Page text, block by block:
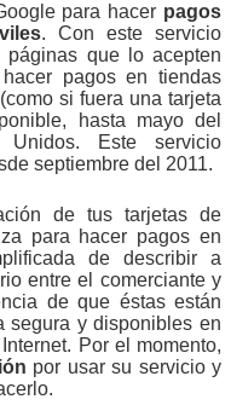
para hacer pagos
. Con este servicio
que lo acepten
pagos en tiendas
si fuera una tarjeta
hasta mayo del
Unidos. Este servicio
septiembre del 2011.
de tus tarjetas de
para hacer pagos en
de describir a
entre el comerciante y
de que éstas están
segura y disponibles en
Por el momento,
por usar su servicio y